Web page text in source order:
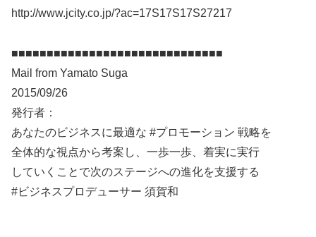
http://www.jcity.co.jp/?ac=17S17S17S27217
■■■■■■■■■■■■■■■■■■■■■■■■■■■■■■
Mail from Yamato Suga
2015/09/26
発行者：
あなたのビジネスに最適な #プロモーション 戦略を
全体的な視点から考案し、一歩一歩、着実に実行
していくことで次のステージへの進化を支援する
#ビジネスプロデューサー 須賀和